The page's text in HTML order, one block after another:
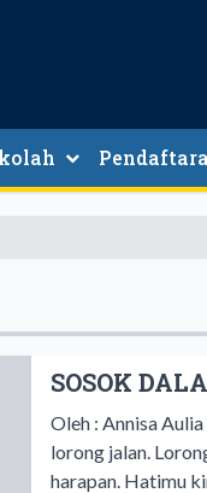
SOSOK
Oleh : Annisa
lorong jalan.
harapan. Hatimu